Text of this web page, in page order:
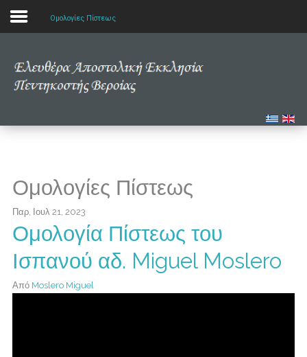
Αρχική
Μελετώντας την Αγία Γραφή
Ομολογίες Πίστεως
Ομολογίες Πίστεως
Παρ, Ιουλ 21, 2023
Ομολογία Πίστεως του
Ισπανού αδ. Miguel Moslero
Από Moslero Miguel